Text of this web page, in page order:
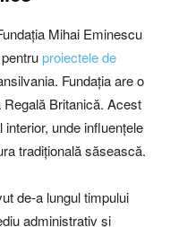
Mihai Eminescu
proiectele de
Fundația are o
Britanică. Acest
unde influențele
tradițională săsească.
de-a lungul timpului
administrativ și